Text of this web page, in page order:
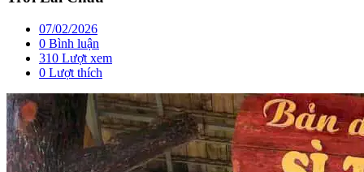
07/02/2026
0 Bình luận
310 Lượt xem
0 Lượt thích